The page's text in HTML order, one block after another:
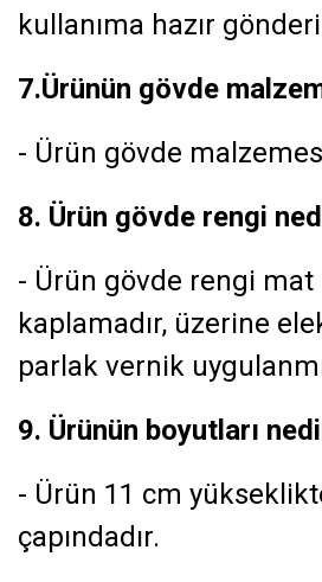
kullanıma hazır
7.Ürünün gövde
- Ürün gövde
8. Ürün gövde rengi
- Ürün gövde rengi mat
kaplamadır, üzerine
parlak vernik
9. Ürünün boyutları
- Ürün 11 cm
çapındadır.